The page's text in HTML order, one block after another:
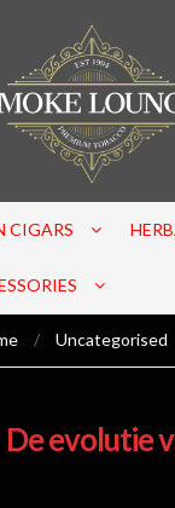
CIGARS
/ Uncategorised
De evolutie